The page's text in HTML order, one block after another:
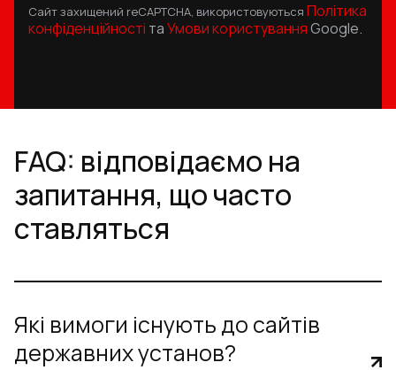
Сайт захищений reCAPTCHA, використовуються Політика
конфіденційності таУмови користуванняGoogle.
FAQ: відповідаємо на
запитання, що часто
ставляться
Які вимоги існують до сайтів
державних установ?